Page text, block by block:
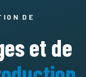
DE
et de